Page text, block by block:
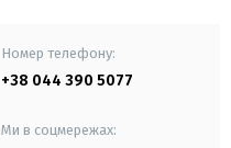
Номер телефону:
+38 044 390 5077
Ми в соцмережах: